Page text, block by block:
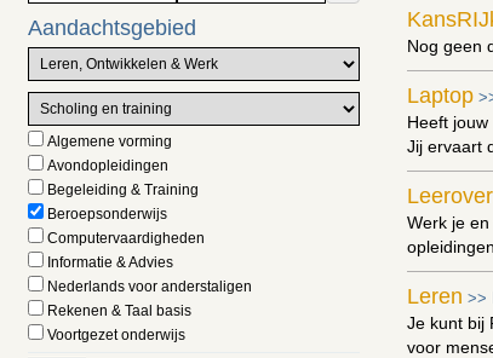
Aandachtsgebied
Algemene vorming
Avondopleidingen
Begeleiding & Training
Beroepsonderwijs
Computervaardigheden
Informatie & Advies
Nederlands voor anderstaligen
Rekenen & Taal basis
Voortgezet onderwijs
Nog geen
Laptop
Heeft
Jij ervaart
Werk je
Leren >>
Je kunt bij
voor